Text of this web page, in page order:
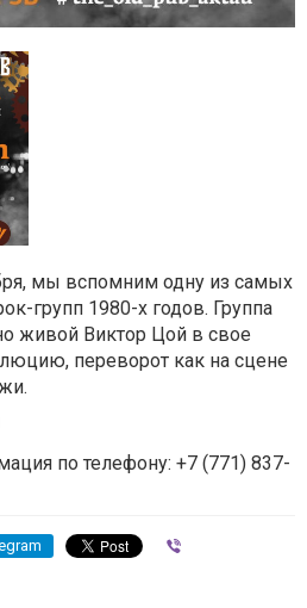
мы вспомним одну из самых
групп 1980-х годов. Группа
живой Виктор Цой в свое
переворот как на сцене
по телефону: +7 (771) 837-